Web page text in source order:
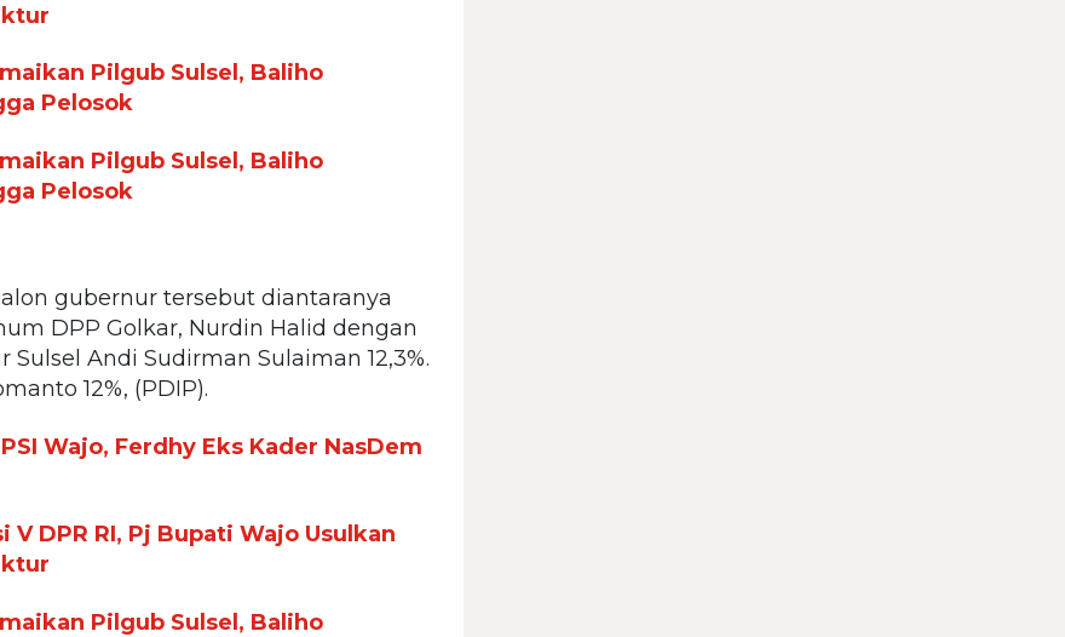
Pilgub Sulsel, Baliho
Pelosok
Pilgub Sulsel, Baliho
Pelosok
gubernur tersebut diantaranya
DPP Golkar, Nurdin Halid dengan
Sulsel Andi Sudirman Sulaiman 12,3%.
12%, (PDIP).
Wajo, Ferdhy Eks Kader NasDem
DPR RI, Pj Bupati Wajo Usulkan
Pilgub Sulsel, Baliho